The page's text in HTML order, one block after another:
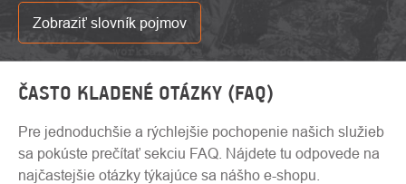
Zobraziť slovník pojmov
ČASTO KLADENÉ OTÁZKY (FAQ)
Pre jednoduchšie a rýchlejšie pochopenie našich služieb
sa pokúste prečítať sekciu FAQ. Nájdete tu odpovede na
najčastejšie otázky týkajúce sa nášho e-shopu.